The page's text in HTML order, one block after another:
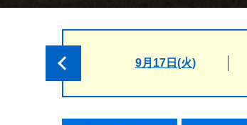
9月17日(火)